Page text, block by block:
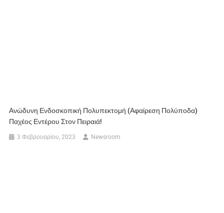
Ανώδυνη Ενδοσκοπική Πολυπεκτομή (αφαίρεση Πολύποδα)
Παχέος Εντέρου Στον Πειραιά!
3 Φεβρουαρίου, 2023 Newsroom